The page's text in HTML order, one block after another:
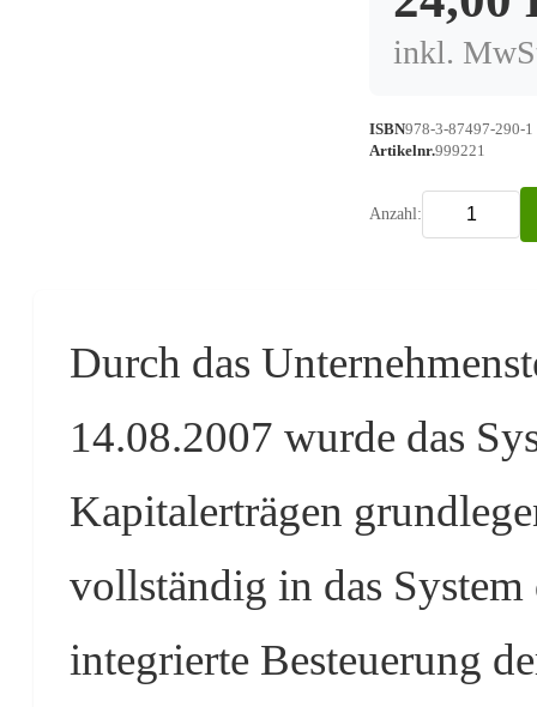
inkl.
ISBN978-3-87497-290-1
Artikelnr.999221
Anzahl:
Durch das
14.08.2007 wurde das
Kapitalerträgen
vollständig in das
integrierte Besteuerung